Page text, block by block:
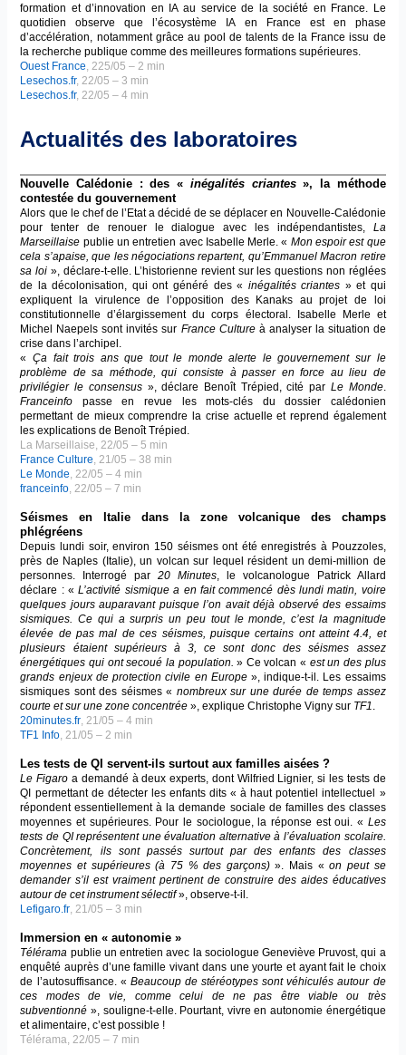
formation et d’innovation en IA au service de la société en France. Le
quotidien observe que l’écosystème IA en France est en phase
d’accélération, notamment grâce au pool de talents de la France issu de
la recherche publique comme des meilleures formations supérieures.
Ouest France, 225/05 – 2 min
Lesechos.fr, 22/05 – 3 min
Lesechos.fr, 22/05 – 4 min
Actualités des laboratoires
Nouvelle Calédonie : des « inégalités criantes», la méthode
contestée du gouvernement
Alors que le chef de l’Etat a décidé de se déplacer en Nouvelle-Calédonie
pour tenter de renouer le dialogue avec les indépendantistes, La
Marseillaise publie un entretien avec Isabelle Merle. « Mon espoir est que
cela s’apaise, que les négociations repartent, qu’Emmanuel Macron retire
sa loi », déclare-t-elle. L’historienne revient sur les questions non réglées
de la décolonisation, qui ont généré des « inégalités criantes » et qui
expliquent la virulence de l’opposition des Kanaks au projet de loi
constitutionnelle d’élargissement du corps électoral. Isabelle Merle et
Michel Naepels sont invités sur France Cultureà analyser la situation de
crise dans l’archipel.
« Ça fait trois ans que tout le monde alerte le gouvernement sur le
problème de sa méthode, qui consiste à passer en force au lieu de
privilégier le consensus», déclare Benoît Trépied, cité par Le Monde.
Franceinfo passe en revue les mots-clés du dossier calédonien
permettant de mieux comprendre la crise actuelle et reprend également
les explications de Benoît Trépied.
La Marseillaise, 22/05 – 5 min
France Culture , 21/05 – 38 min
Le Monde , 22/05 – 4 min
franceinfo , 22/05 – 7 min
Séismes en Italie dans la zone volcanique des champs
phlégréens
Depuis lundi soir, environ 150 séismes ont été enregistrés à Pouzzoles,
près de Naples (Italie), un volcan sur lequel résident un demi-million de
personnes. Interrogé par20 Minutes , le volcanologue Patrick Allard
déclare : «L’activité sismique a en fait commencé dès lundi matin, voire
quelques jours auparavant puisque l’on avait déjà observé des essaims
sismiques. Ce qui a surpris un peu tout le monde, c’est la magnitude
élevée de pas mal de ces séismes, puisque certains ont atteint 4.4, et
plusieurs étaient supérieurs à 3, ce sont donc des séismes assez
énergétiques qui ont secoué la population. » Ce volcan « est un des plus
grands enjeux de protection civile en Europe», indique-t-il. Les essaims
sismiques sont des séismes « nombreux sur une durée de temps assez
courte et sur une zone concentrée », explique Christophe Vigny sur TF1
20minutes.fr , 21/05 – 4 min
TF1 Info , 21/05 – 2 min
Les tests de QI servent-ils surtout aux familles aisées ?
Le Figaro a demandé à deux experts, dont Wilfried Lignier, si les tests de
QI permettant de détecter les enfants dits « à haut potentiel intellectuel »
répondent essentiellement à la demande sociale de familles des classes
moyennes et supérieures. Pour le sociologue, la réponse est oui. « Les
tests de QI représentent une évaluation alternative à l’évaluation scolaire.
Concrètement, ils sont passés surtout par des enfants des classes
moyennes et supérieures (à 75 % des garçons)». Mais «on peut se
demander s’il est vraiment pertinent de construire des aides éducatives
autour de cet instrument sélectif», observe-t-il.
Lefigaro.fr , 21/05 – 3 min
Immersion en « autonomie »
Télérama publie un entretien avec la sociologue Geneviève Pruvost, qui a
enquêté auprès d’une famille vivant dans une yourte et ayant fait le choix
de l’autosuffisance. « Beaucoup de stéréotypes sont véhiculés autour de
ces modes de vie, comme celui de ne pas être viable ou très
subventionné », souligne-t-elle. Pourtant, vivre en autonomie énergétique
et alimentaire, c’est possible !
Télérama, 22/05 – 7 min